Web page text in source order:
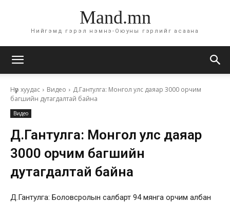
Mand.mn
Нийгэмд гэрэл нэмнэ-Оюуны гэрлийг асаана
Нүүр хуудас Видео
Д.Гантулга: Монгол улс даяар 3000 орчим
багшийн дутагдалтай байна
Видео
Д.Гантулга: Монгол улс даяар
3000 орчим багшийн
дутагдалтай байна
Д.Гантулга: Боловсролын салбарт 94 мянга орчим албан